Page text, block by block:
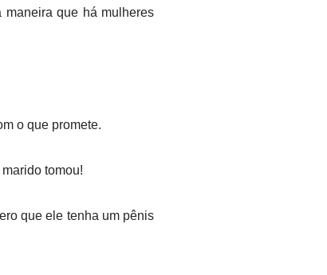
maneira que há mulheres
o que promete.
tomou!
que ele tenha um pênis